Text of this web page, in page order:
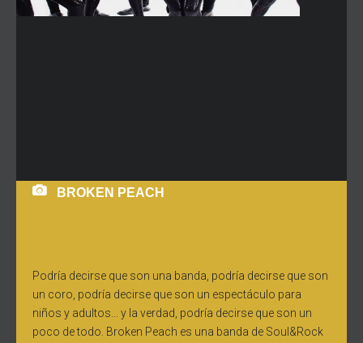
BROKEN PEACH
Podría decirse que son una banda, podría decirse que son
un coro, podría decirse que son un espectáculo para
niños y adultos... y la verdad, podría decirse que son un
poco de todo. Broken Peach es una banda de Soul&Rock